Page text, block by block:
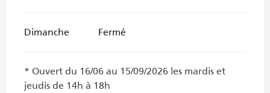
Dimanche Fermé
* Ouvert du 16/06 au 15/09/2026 les mardis et
jeudis de 14h à 18h